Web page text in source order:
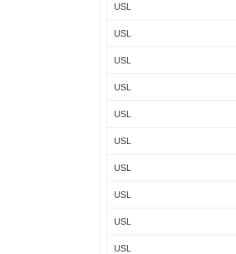
USL
USL
USL
USL
USL
USL
USL
USL
USL
USL